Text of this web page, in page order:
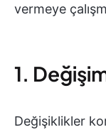
vermeye
1.
Değişiklikler